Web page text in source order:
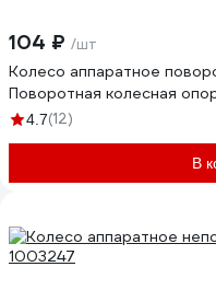
104 ₽ /шт
Колесо аппаратное
Поворотная колесная
4.7(12)
В